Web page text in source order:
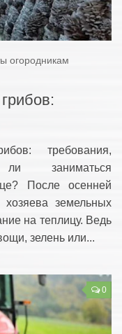
огородникам
требования,
ли заниматься
После осенней
земельных
на теплицу. Ведь
зелень или...
0